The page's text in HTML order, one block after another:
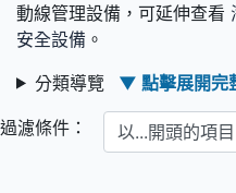
動線管理設備，可延伸查看
安全設備 。
分類導覽
▼ 點擊展開完
過濾條件： 以...開頭的項目